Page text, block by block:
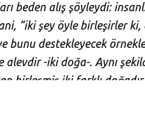
beden alış şöyleydi:
“iki şey öyle birleşirler
bunu destekleyecek
-iki doğa-. Aynı
birleşmiş iki farklı